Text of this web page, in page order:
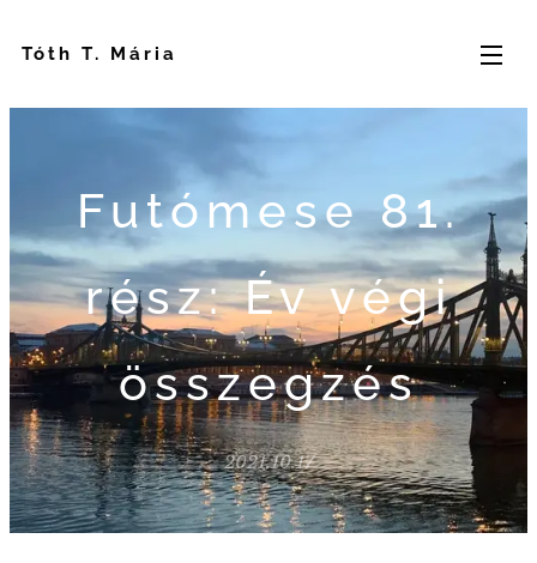
Tóth T. Mária
Futómese 81.
rész: Év végi
összegzés
2021.10.17